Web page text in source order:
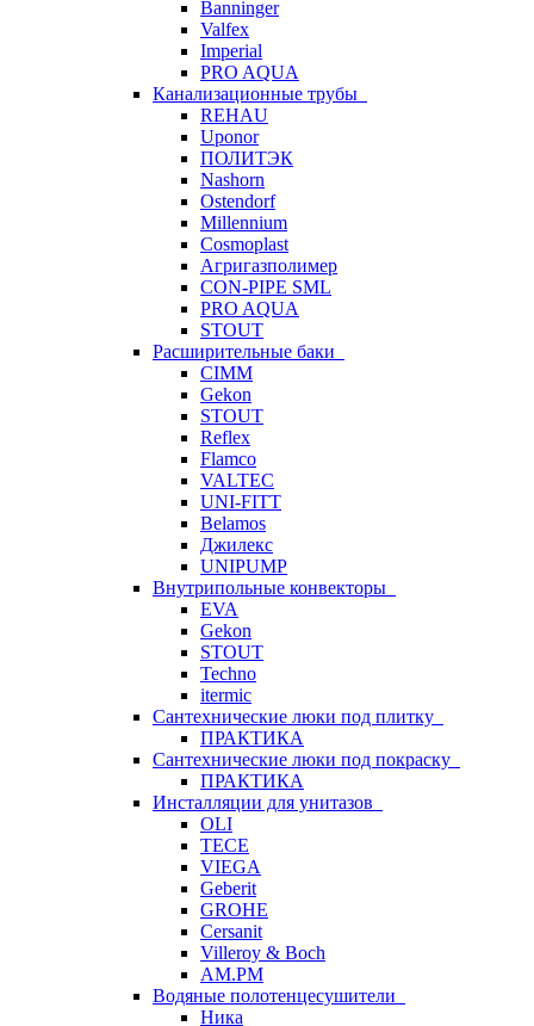
Banninger
Valfex
Imperial
PRO AQUA
Канализационные трубы
REHAU
Uponor
ПОЛИТЭК
Nashorn
Ostendorf
Millennium
Cosmoplast
Агригазполимер
CON-PIPE SML
PRO AQUA
STOUT
Расширительные баки
CIMM
Gekon
STOUT
Reflex
Flamco
VALTEC
UNI-FITT
Belamos
Джилекс
UNIPUMP
Внутрипольные конвекторы
EVA
Gekon
STOUT
Techno
itermic
Сантехнические люки под плитку
ПРАКТИКА
Сантехнические люки под покраску
ПРАКТИКА
Инсталляции для унитазов
OLI
TECE
VIEGA
Geberit
GROHE
Cersanit
Villeroy & Boch
AM.PM
Водяные полотенцесушители
Ника